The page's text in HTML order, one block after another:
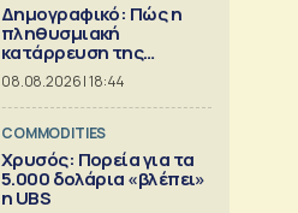
Δημογραφικό: Πώς η
πληθυσμιακή
κατάρρευση της
Ευρώπης
συμπαρασύρει το
κράτος πρόνοιας
08.08.2026 | 18:44
COMMODITIES
Χρυσός: Πορεία για τα
5.000 δολάρια «βλέπει»
η UBS